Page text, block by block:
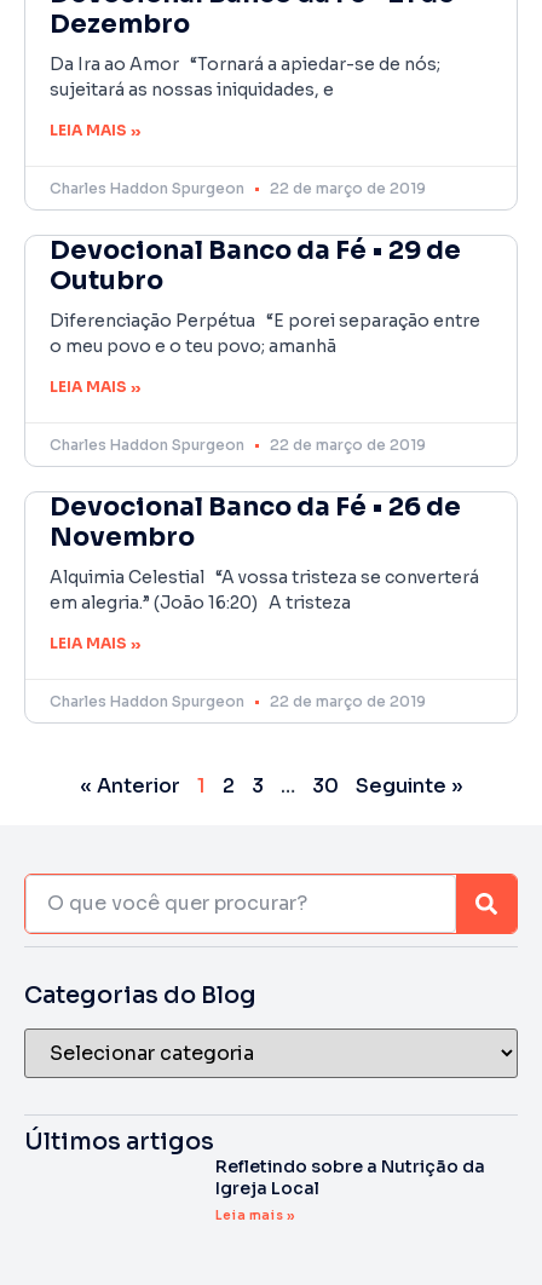
Dezembro
Da Ira ao Amor “Tornará a apiedar-se de nós;
sujeitará as nossas iniquidades, e
LEIA MAIS »
Charles Haddon Spurgeon 22 de março de 2019
Devocional Banco da Fé • 29 de
Outubro
Diferenciação Perpétua “E porei separação entre
o meu povo e o teu povo; amanhã
LEIA MAIS »
Charles Haddon Spurgeon 22 de março de 2019
Devocional Banco da Fé • 26 de
Novembro
Alquimia Celestial “A vossa tristeza se converterá
em alegria.” (João 16:20) A tristeza
LEIA MAIS »
Charles Haddon Spurgeon 22 de março de 2019
« Anterior 1 2 3 … 30 Seguinte »
Categorias do Blog
Últimos artigos
Refletindo sobre a Nutrição da
Igreja Local
Leia mais »